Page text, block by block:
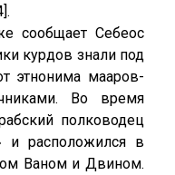
сообщает Себеос
курдов знали под
этнонима мааров-
Во время
полководец
и расположился в
Ваном и Двином.